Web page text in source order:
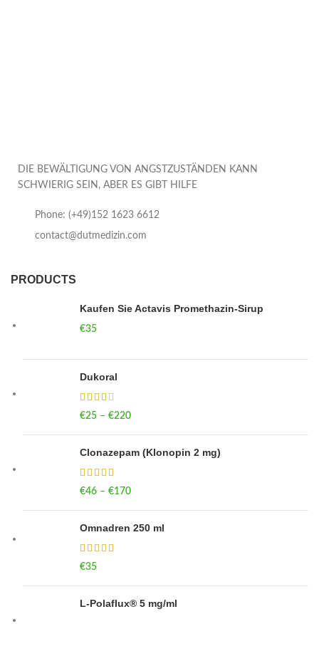
DIE BEWÄLTIGUNG VON ANGSTZUSTÄNDEN KANN
SCHWIERIG SEIN, ABER ES GIBT HILFE
Phone: (+49)152 1623 6612
contact@dutmedizin.com
PRODUCTS
Kaufen Sie Actavis Promethazin-Sirup
€35
Dukoral
€25 – €220
Clonazepam (Klonopin 2 mg)
€46 – €170
Omnadren 250 ml
€35
L-Polaflux® 5 mg/ml